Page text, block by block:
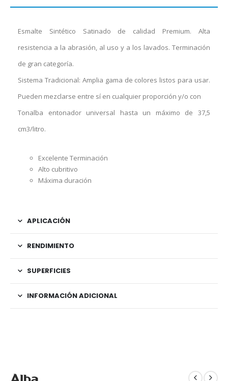
Esmalte Sintético Satinado de calidad Premium. Alta
resistencia a la abrasión, al uso y a los lavados. Terminación
de gran categoría.
Sistema Tradicional: Amplia gama de colores listos para usar.
Pueden mezclarse entre sí en cualquier proporción y/o con
Tonalba entonador universal hasta un máximo de 37,5
cm3/litro.
Excelente Terminación
Alto cubritivo
Máxima duración
APLICACIÓN
RENDIMIENTO
SUPERFICIES
INFORMACIÓN ADICIONAL